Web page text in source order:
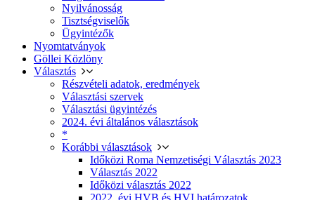
Nyilvánosság
Tisztségviselők
Ügyintézők
Nyomtatványok
Göllei Közlöny
Választás
Részvételi adatok, eredmények
Választási szervek
Választási ügyintézés
2024. évi általános választások
*
Korábbi választások
Időközi Roma Nemzetiségi Választás 2023
Választás 2022
Időközi választás 2022
2022. évi HVB és HVI határozatok